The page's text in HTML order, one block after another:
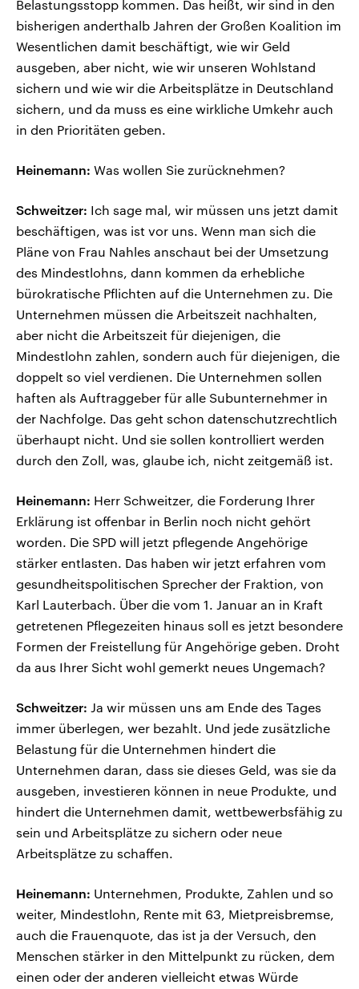
Belastungsstopp kommen. Das heißt, wir sind in den
bisherigen anderthalb Jahren der Großen Koalition im
Wesentlichen damit beschäftigt, wie wir Geld
ausgeben, aber nicht, wie wir unseren Wohlstand
sichern und wie wir die Arbeitsplätze in Deutschland
sichern, und da muss es eine wirkliche Umkehr auch
in den Prioritäten geben.
Heinemann: Was wollen Sie zurücknehmen?
Schweitzer: Ich sage mal, wir müssen uns jetzt damit
beschäftigen, was ist vor uns. Wenn man sich die
Pläne von Frau Nahles anschaut bei der Umsetzung
des Mindestlohns, dann kommen da erhebliche
bürokratische Pflichten auf die Unternehmen zu. Die
Unternehmen müssen die Arbeitszeit nachhalten,
aber nicht die Arbeitszeit für diejenigen, die
Mindestlohn zahlen, sondern auch für diejenigen, die
doppelt so viel verdienen. Die Unternehmen sollen
haften als Auftraggeber für alle Subunternehmer in
der Nachfolge. Das geht schon datenschutzrechtlich
überhaupt nicht. Und sie sollen kontrolliert werden
durch den Zoll, was, glaube ich, nicht zeitgemäß ist.
Heinemann: Herr Schweitzer, die Forderung Ihrer
Erklärung ist offenbar in Berlin noch nicht gehört
worden. Die SPD will jetzt pflegende Angehörige
stärker entlasten. Das haben wir jetzt erfahren vom
gesundheitspolitischen Sprecher der Fraktion, von
Karl Lauterbach. Über die vom 1. Januar an in Kraft
getretenen Pflegezeiten hinaus soll es jetzt besondere
Formen der Freistellung für Angehörige geben. Droht
da aus Ihrer Sicht wohl gemerkt neues Ungemach?
Schweitzer: Ja wir müssen uns am Ende des Tages
immer überlegen, wer bezahlt. Und jede zusätzliche
Belastung für die Unternehmen hindert die
Unternehmen daran, dass sie dieses Geld, was sie da
ausgeben, investieren können in neue Produkte, und
hindert die Unternehmen damit, wettbewerbsfähig zu
sein und Arbeitsplätze zu sichern oder neue
Arbeitsplätze zu schaffen.
Heinemann: Unternehmen, Produkte, Zahlen und so
weiter, Mindestlohn, Rente mit 63, Mietpreisbremse,
auch die Frauenquote, das ist ja der Versuch, den
Menschen stärker in den Mittelpunkt zu rücken, dem
einen oder der anderen vielleicht etwas Würde